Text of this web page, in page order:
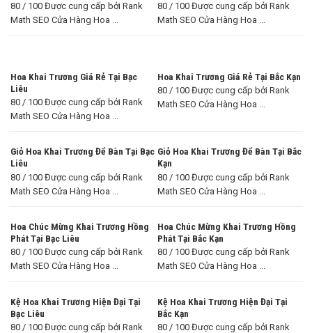
80 / 100 Được cung cấp bởi Rank
Math SEO Cửa Hàng Hoa ...
80 / 100 Được cung cấp bởi Rank
Math SEO Cửa Hàng Hoa ...
Hoa Khai Trương Giá Rẻ Tại Bạc
Liêu
80 / 100 Được cung cấp bởi Rank
Math SEO Cửa Hàng Hoa ...
Hoa Khai Trương Giá Rẻ Tại Bắc Kạn
80 / 100 Được cung cấp bởi Rank
Math SEO Cửa Hàng Hoa ...
Giỏ Hoa Khai Trương Để Bàn Tại Bạc
Liêu
80 / 100 Được cung cấp bởi Rank
Math SEO Cửa Hàng Hoa ...
Giỏ Hoa Khai Trương Để Bàn Tại Bắc
Kạn
80 / 100 Được cung cấp bởi Rank
Math SEO Cửa Hàng Hoa ...
Hoa Chúc Mừng Khai Trương Hồng
Phát Tại Bạc Liêu
80 / 100 Được cung cấp bởi Rank
Math SEO Cửa Hàng Hoa ...
Hoa Chúc Mừng Khai Trương Hồng
Phát Tại Bắc Kạn
80 / 100 Được cung cấp bởi Rank
Math SEO Cửa Hàng Hoa ...
Kệ Hoa Khai Trương Hiện Đại Tại
Bạc Liêu
80 / 100 Được cung cấp bởi Rank
Kệ Hoa Khai Trương Hiện Đại Tại
Bắc Kạn
80 / 100 Được cung cấp bởi Rank